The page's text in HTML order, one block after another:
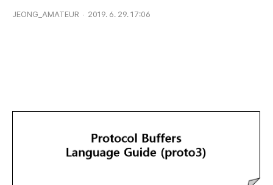
JEONG_AMATEUR 2019. 6. 29. 17:06